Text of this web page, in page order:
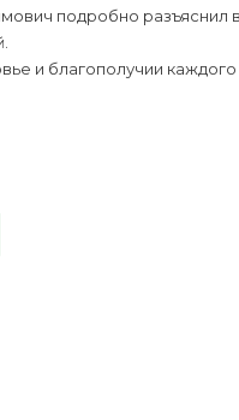
подробно
и благополучии каждого